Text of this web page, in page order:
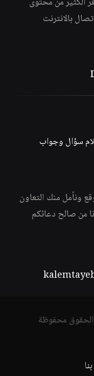
بالانترنت
سؤال وجواب
ونأمل منك التعاون
من صالح دعائكم
محفوظة